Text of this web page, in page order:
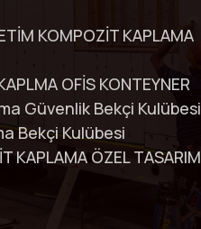
KOMPOZİT KAPLAMA
OFİS KONTEYNER
Güvenlik Bekçi Kulübesi
Bekçi Kulübesi
KAPLAMA ÖZEL TASARIM